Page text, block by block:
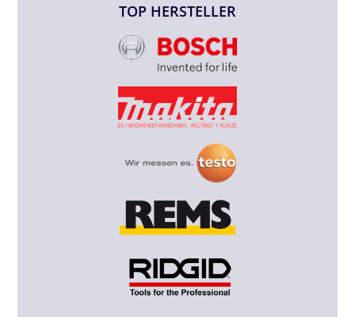
TOP HERSTELLER